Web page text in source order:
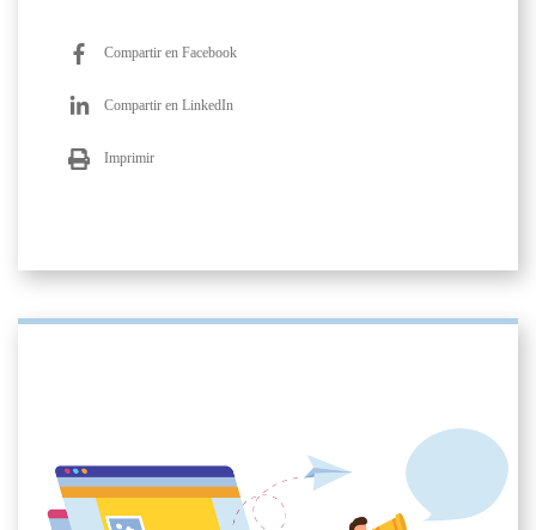
Compartir en Facebook
Compartir en LinkedIn
Imprimir